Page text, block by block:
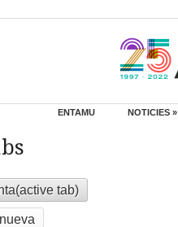
ENTAMU NOTICIES »
(active tab)